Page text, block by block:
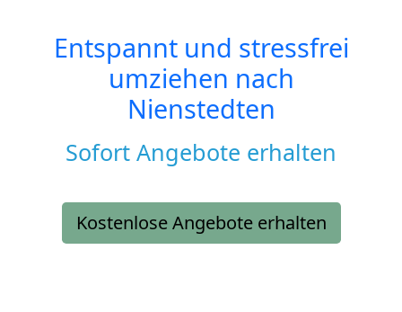
Entspannt und stressfrei
umziehen nach
Nienstedten
Sofort Angebote erhalten
Kostenlose Angebote erhalten